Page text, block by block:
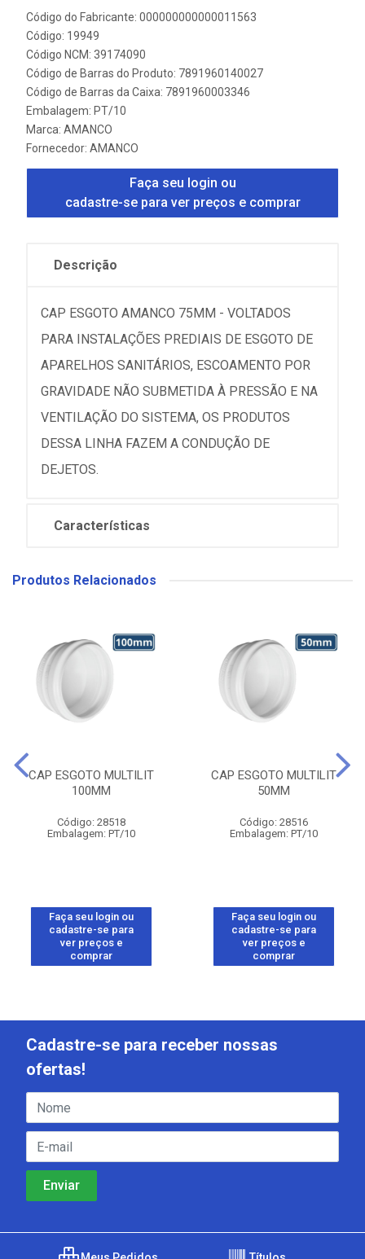
Código do Fabricante: 000000000000011563
Código: 19949
Código NCM: 39174090
Código de Barras do Produto: 7891960140027
Código de Barras da Caixa: 7891960003346
Embalagem: PT/10
Marca: AMANCO
Fornecedor: AMANCO
Faça seu login ou
cadastre-se para ver preços e comprar
Descrição
CAP ESGOTO AMANCO 75MM - VOLTADOS
PARA INSTALAÇÕES PREDIAIS DE ESGOTO DE
APARELHOS SANITÁRIOS, ESCOAMENTO POR
GRAVIDADE NÃO SUBMETIDA À PRESSÃO E NA
VENTILAÇÃO DO SISTEMA, OS PRODUTOS
DESSA LINHA FAZEM A CONDUÇÃO DE
DEJETOS.
Características
Produtos Relacionados
CAP ESGOTO MULTILIT
100MM
Código: 28518
Embalagem: PT/10
Faça seu login ou
cadastre-se para
ver preços e
comprar
CAP ESGOTO MULTILIT
50MM
Código: 28516
Embalagem: PT/10
Faça seu login ou
cadastre-se para
ver preços e
comprar
Cadastre-se para receber nossas
ofertas!